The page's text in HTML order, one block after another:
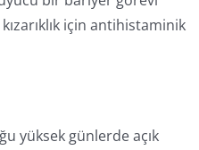
için antihistaminik
yüksek günlerde açık